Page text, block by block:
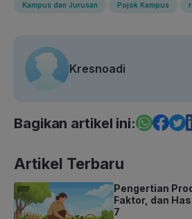
Kampus dan Jurusan Pojok Kampus
Kresnoadi
Bagikan artikel ini:
Artikel Terbaru
Pengertian
Faktor, dan
7